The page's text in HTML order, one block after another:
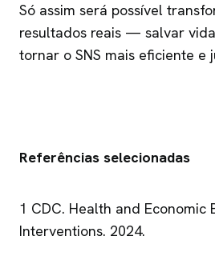
Só assim será possível
resultados reais — salvar
tornar o SNS mais eficiente e
Referências selecionadas
1 CDC. Health and Economic
Interventions. 2024.